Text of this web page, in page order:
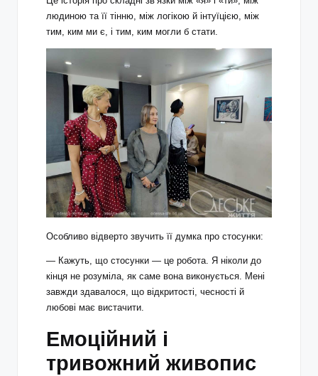
людиною та її тінню, між логікою й інтуїцією, між
тим, ким ми є, і тим, ким могли б стати.
Особливо відверто звучить її думка про стосунки:
— Кажуть, що стосунки — це робота. Я ніколи до
кінця не розуміла, як саме вона виконується. Мені
завжди здавалося, що відкритості, чесності й
любові має вистачити.
Емоційний і
тривожний живопис